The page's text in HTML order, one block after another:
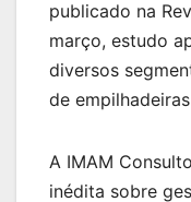
publicado na
março, estudo
diversos
de empilhadeiras
A IMAM
inédita sobre